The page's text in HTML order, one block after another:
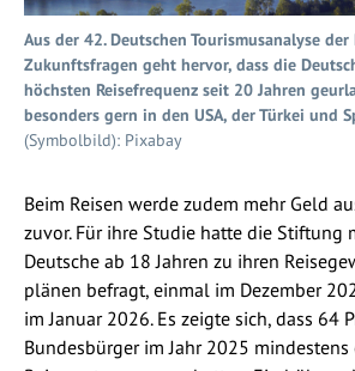
Aus der 42. Deutschen Tourismusanalyse
Zukunftsfragen geht hervor, dass die
höchsten Reisefrequenz seit 20 Jahren
besonders gern in den USA, der Türkei und
(Symbolbild): Pixabay
Beim Reisen werde zudem mehr Geld
zuvor. Für ihre Studie hatte die Stiftung
Deutsche ab 18 Jahren zu ihren
plänen befragt, einmal im Dezember
im Januar 2026. Es zeigte sich, dass 64
Bundesbürger im Jahr 2025